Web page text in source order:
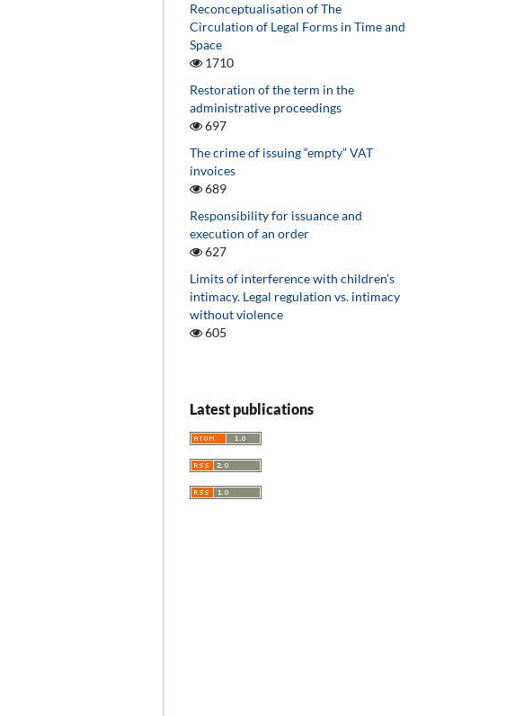
Reconceptualisation of The
Circulation of Legal Forms in Time and
Space
1710
Restoration of the term in the
administrative proceedings
697
The crime of issuing “empty” VAT
invoices
689
Responsibility for issuance and
execution of an order
627
Limits of interference with children’s
intimacy. Legal regulation vs. intimacy
without violence
605
Latest publications